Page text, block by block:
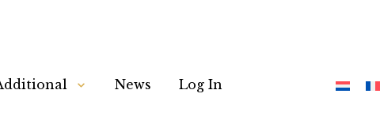
News Log In